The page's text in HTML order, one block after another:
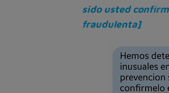
sido usted
fraudulenta]